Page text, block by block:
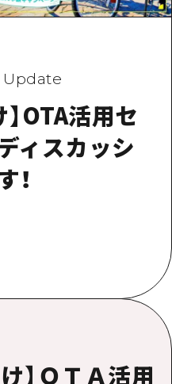
案内
談窓口
使
Update
OTA活用セ
ィスカッシ
！
】ＯＴＡ活用